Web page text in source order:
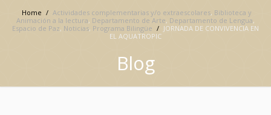
Home / Actividades complementarias y/o extraescolares, Biblioteca y
Animación a la lectura, Departamento de Arte, Departamento de Lengua,
Espacio de Paz, Noticias, Programa Bilingüe / JORNADA DE CONVIVENCIA EN
EL AQUATROPIC
Blog